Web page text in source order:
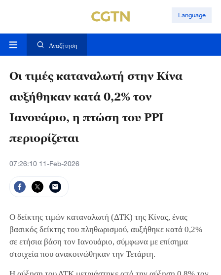
Language
Αναζήτηση
Οι τιμές καταναλωτή στην Κίνα
αυξήθηκαν κατά 0,2% τον
Ιανουάριο, η πτώση του PPI
περιορίζεται
07:26:10 11-Feb-2026
Ο δείκτης τιμών καταναλωτή (ΔΤΚ) της Κίνας, ένας
βασικός δείκτης του πληθωρισμού, αυξήθηκε κατά 0,2%
σε ετήσια βάση τον Ιανουάριο, σύμφωνα με επίσημα
στοιχεία που ανακοινώθηκαν την Τετάρτη.